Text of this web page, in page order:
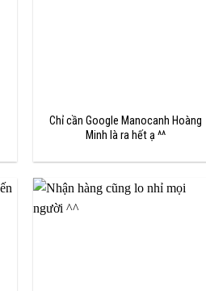
Chỉ cần Google Manocanh Hoàng
Minh là ra hết ạ ^^